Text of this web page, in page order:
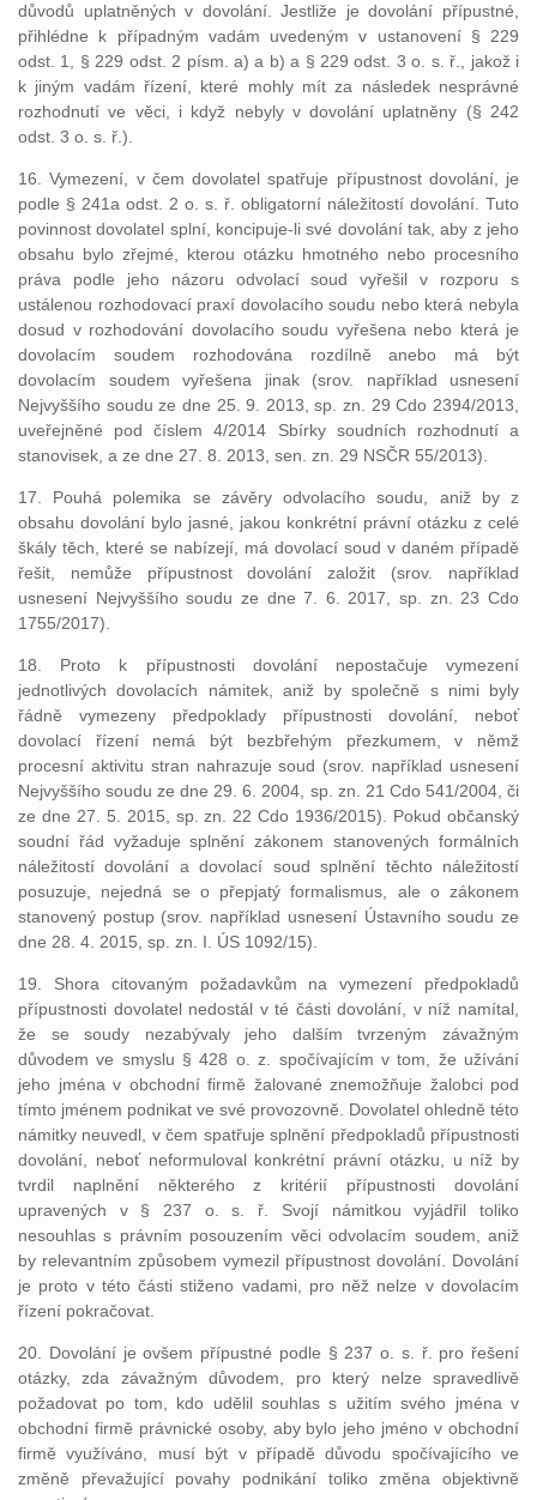
důvodů uplatněných v dovolání. Jestliže je dovolání přípustné,
přihlédne k případným vadám uvedeným v ustanovení § 229
odst. 1, § 229 odst. 2 písm. a) a b) a § 229 odst. 3 o. s. ř., jakož i
k jiným vadám řízení, které mohly mít za následek nesprávné
rozhodnutí ve věci, i když nebyly v dovolání uplatněny (§ 242
odst. 3 o. s. ř.).
16. Vymezení, v čem dovolatel spatřuje přípustnost dovolání, je
podle § 241a odst. 2 o. s. ř. obligatorní náležitostí dovolání. Tuto
povinnost dovolatel splní, koncipuje-li své dovolání tak, aby z jeho
obsahu bylo zřejmé, kterou otázku hmotného nebo procesního
práva podle jeho názoru odvolací soud vyřešil v rozporu s
ustálenou rozhodovací praxí dovolacího soudu nebo která nebyla
dosud v rozhodování dovolacího soudu vyřešena nebo která je
dovolacím soudem rozhodována rozdílně anebo má být
dovolacím soudem vyřešena jinak (srov. například usnesení
Nejvyššího soudu ze dne 25. 9. 2013, sp. zn. 29 Cdo 2394/2013,
uveřejněné pod číslem 4/2014 Sbírky soudních rozhodnutí a
stanovisek, a ze dne 27. 8. 2013, sen. zn. 29 NSČR 55/2013).
17. Pouhá polemika se závěry odvolacího soudu, aniž by z
obsahu dovolání bylo jasné, jakou konkrétní právní otázku z celé
škály těch, které se nabízejí, má dovolací soud v daném případě
řešit, nemůže přípustnost dovolání založit (srov. například
usnesení Nejvyššího soudu ze dne 7. 6. 2017, sp. zn. 23 Cdo
1755/2017).
18. Proto k přípustnosti dovolání nepostačuje vymezení
jednotlivých dovolacích námitek, aniž by společně s nimi byly
řádně vymezeny předpoklady přípustnosti dovolání, neboť
dovolací řízení nemá být bezbřehým přezkumem, v němž
procesní aktivitu stran nahrazuje soud (srov. například usnesení
Nejvyššího soudu ze dne 29. 6. 2004, sp. zn. 21 Cdo 541/2004, či
ze dne 27. 5. 2015, sp. zn. 22 Cdo 1936/2015). Pokud občanský
soudní řád vyžaduje splnění zákonem stanovených formálních
náležitostí dovolání a dovolací soud splnění těchto náležitostí
posuzuje, nejedná se o přepjatý formalismus, ale o zákonem
stanovený postup (srov. například usnesení Ústavního soudu ze
dne 28. 4. 2015, sp. zn. I. ÚS 1092/15).
19. Shora citovaným požadavkům na vymezení předpokladů
přípustnosti dovolatel nedostál v té části dovolání, v níž namítal,
že se soudy nezabývaly jeho dalším tvrzeným závažným
důvodem ve smyslu § 428 o. z. spočívajícím v tom, že užívání
jeho jména v obchodní firmě žalované znemožňuje žalobci pod
tímto jménem podnikat ve své provozovně. Dovolatel ohledně této
námitky neuvedl, v čem spatřuje splnění předpokladů přípustnosti
dovolání, neboť neformuloval konkrétní právní otázku, u níž by
tvrdil naplnění některého z kritérií přípustnosti dovolání
upravených v § 237 o. s. ř. Svojí námitkou vyjádřil toliko
nesouhlas s právním posouzením věci odvolacím soudem, aniž
by relevantním způsobem vymezil přípustnost dovolání. Dovolání
je proto v této části stiženo vadami, pro něž nelze v dovolacím
řízení pokračovat.
20. Dovolání je ovšem přípustné podle § 237 o. s. ř. pro řešení
otázky, zda závažným důvodem, pro který nelze spravedlivě
požadovat po tom, kdo udělil souhlas s užitím svého jména v
obchodní firmě právnické osoby, aby bylo jeho jméno v obchodní
firmě využíváno, musí být v případě důvodu spočívajícího ve
změně převažující povahy podnikání toliko změna objektivně